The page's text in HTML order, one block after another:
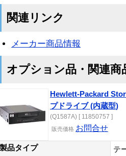
関連リンク
メーカー商品情報
オプション品・関連商
Hewlett-Packard
プドライブ (内蔵型)
(Q1587A) [ 11850757 ]
販売価格 お問合せ
製品タイプ テ